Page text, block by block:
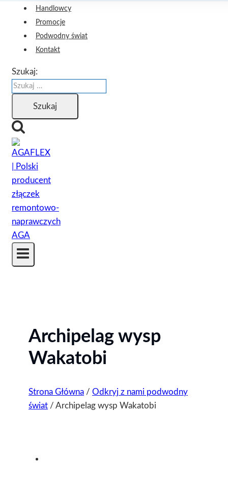
Handlowcy
Promocje
Podwodny świat
Kontakt
Szukaj:
Archipelag wysp
Wakatobi
Strona Główna / Odkryj z nami podwodny
świat / Archipelag wysp Wakatobi